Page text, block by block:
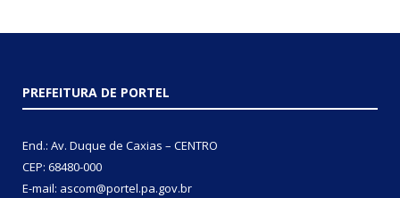
PREFEITURA DE PORTEL
End.: Av. Duque de Caxias – CENTRO
CEP: 68480-000
E-mail: ascom@portel.pa.gov.br